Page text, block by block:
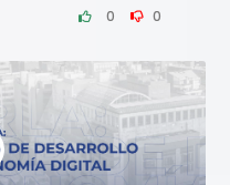
0 0